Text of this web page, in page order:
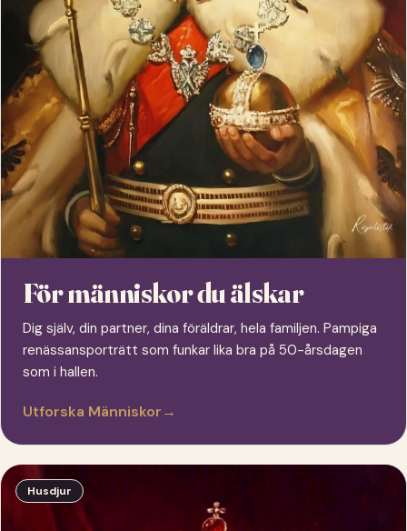
För människor du älskar
Dig själv, din partner, dina föräldrar, hela familjen. Pampiga
renässansporträtt som funkar lika bra på 50-årsdagen
som i hallen.
Utforska Människor→
Husdjur